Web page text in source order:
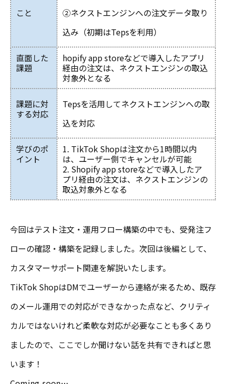
こと
②ネクストエンジンへの注文データ取り
込み（初期はTepsを利用）
直面した
課題
hopify app storeなどで導入したアプリ
経由の注文は、ネクストエンジンの取込
対象外となる
課題に対
する対応
Tepsを活用してネクストエンジンへの取
込を対応
学びのポ
イント
1. TikTok Shopは注文から1時間以内
は、ユーザー側でキャンセルが可能
2. Shopify app storeなどで導入したア
プリ経由の注文は、ネクストエンジンの
取込対象外となる
今回はテスト注文・運用フロー構築の中でも、受発注フ
ローの確認・構築を記録しました。次回は後編として、
カスタマーサポート関連を解説いたします。
TikTok ShopはDMでユーザーから連絡が来るため、既存
のメール運用での対応ができなかった点など、クリティ
カルではないけれど柔軟な対応が必要なことも多くあり
ましたので、ここでしか聞けない話を共有できればと思
います！